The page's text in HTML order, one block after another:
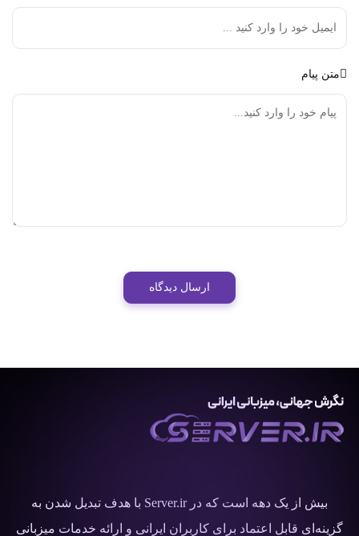
متن پیام
ارسال دیدگاه
بیش از یک دهه است که در Server.ir با هدف تبدیل شدن به
گزینه‌ای قابل اعتماد برای کاربران ایرانی و ارائه خدمات میزبانی